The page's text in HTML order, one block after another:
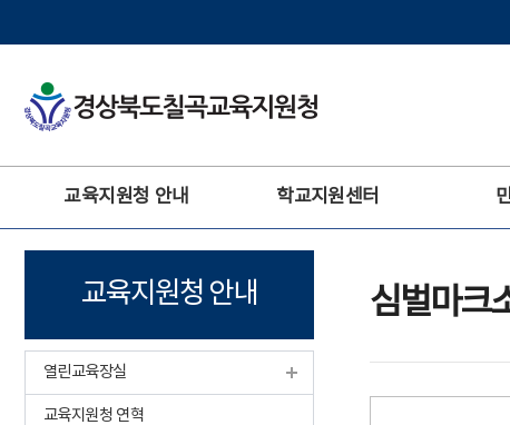
뉴
교육지원청 안내 학교지원센터
교육지원청 안내
열린교육장실
교육지원청 연혁
심벌마크